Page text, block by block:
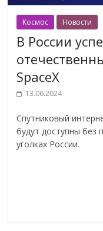
Космос Новости
В России
SpaceX
13.06.2024
Спутниковый
будут доступны без
уголках России.